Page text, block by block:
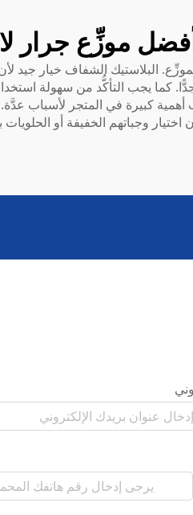
موزِّع جرار
البلاستيك الشفاف خيار جيد
كما يجب التأكُّد من سهولة
كبيرة في المتجر لأسباب عدَّة.
اختيار وجباتهم الخفيفة أو